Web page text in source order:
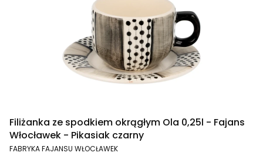
Filiżanka ze spodkiem okrągłym Ola 0,25l - Fajans
Włocławek - Pikasiak czarny
PRODUCENT
FABRYKA FAJANSU WŁOCŁAWEK